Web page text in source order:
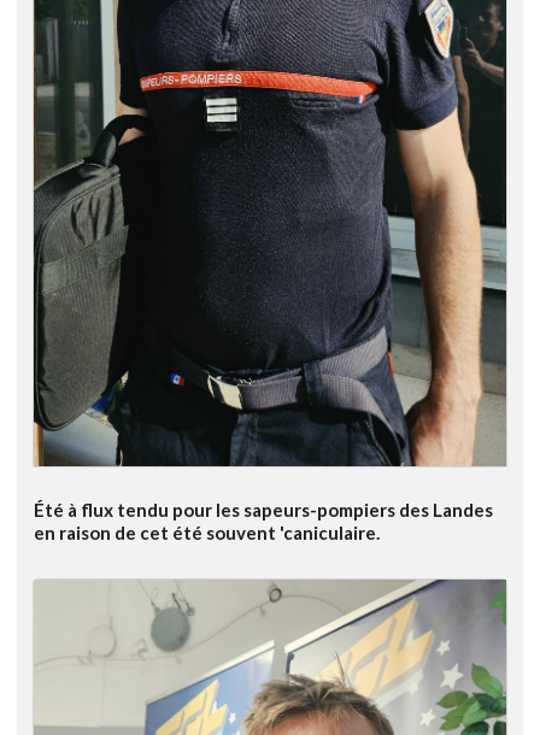
Été à flux tendu pour les sapeurs-pompiers des Landes
en raison de cet été souvent 'caniculaire.